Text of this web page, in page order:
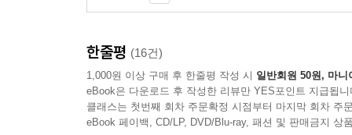
한줄평 (16건)
1,000원 이상 구매 후 한줄평 작성 시 일반회원 50원, 마니
eBook은 다운로드 후 작성한 리뷰만 YES포인트 지급됩니
클래스는 첫번째 회차 주문확정 시점부터 마지막 회차 주
eBook 페이백, CD/LP, DVD/Blu-ray, 패션 및 판매금지 상